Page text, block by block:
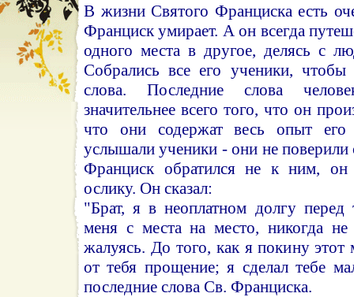
В жизни Святого Франциска есть
Франциск умирает. А он всегда
одного места в другое, делясь с
Собрались все его ученики, чтобы
слова. Последние слова
значительнее всего того, что он
что они содержат весь опыт
услышали ученики - они не
Франциск обратился не к ним, он
ослику. Он сказал:
"Брат, я в неоплатном долгу перед
меня с места на место, никогда не
жалуясь. До того, как я покину
от тебя прощение; я сделал тебе
последние слова Св. Франциска.